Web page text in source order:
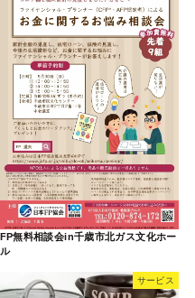
FP無料相談会in千歳市北ガス文化ホー
ル
サービス